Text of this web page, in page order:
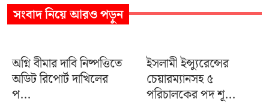
সংবাদনিয়ে আরও পড়ুন
অগ্নি বীমার দাবি নিষ্পত্তিতে
অডিট রিপোর্ট দাখিলের
প...
ইসলামী ইন্স্যুরেন্সের
চেয়ারম্যানসহ ৫
পরিচালকের পদ শূ...